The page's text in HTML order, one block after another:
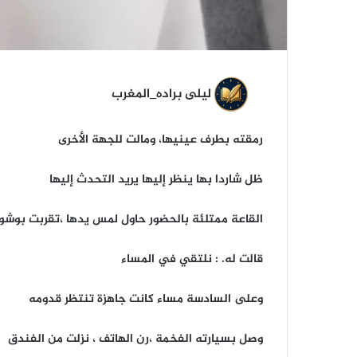
ليلى براده_المغرب
رمقته بطرف عينيها، ومالت للجهة الأخرى
ظل شاردا بها ينظر إليها يريد التحدث إليها
القاعة ممتلئة بالحضور حاول لمس يدها ،تقربت
قالت له. : نلتقي في المساء
وعلى السادسة مساء كانت جاهزة تنتظر قدومه
وصل بسيارته الفخمة ،رن الهاتف ، نزلت من الفندق